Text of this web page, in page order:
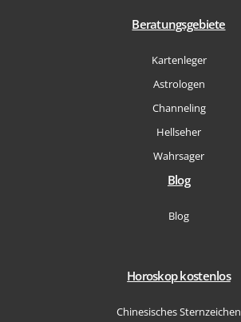
Beratungsgebiete
Kartenleger
Astrologen
Channeling
Hellseher
Wahrsager
Blog
Blog
Horoskop kostenlos
Chinesisches Sternzeichen